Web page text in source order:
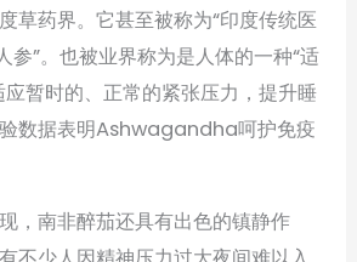
草药界。它甚至被称为“印度传统医
参”。也被业界称为是人体的一种“适
应暂时的、正常的紧张压力，提升睡
数据表明Ashwagandha呵护免疫
，南非醉茄还具有出色的镇静作